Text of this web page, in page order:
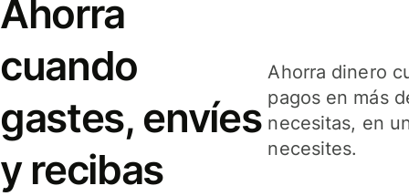
Ahorra
cuando
gastes, envíes
y recibas
Ahorra dinero
pagos en más
necesitas, en
necesites.